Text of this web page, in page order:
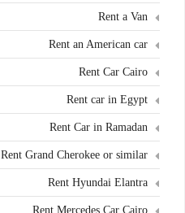
Rent a Van
Rent an American car
Rent Car Cairo
Rent car in Egypt
Rent Car in Ramadan
Rent Grand Cherokee or similar
Rent Hyundai Elantra
Rent Mercedes Car Cairo